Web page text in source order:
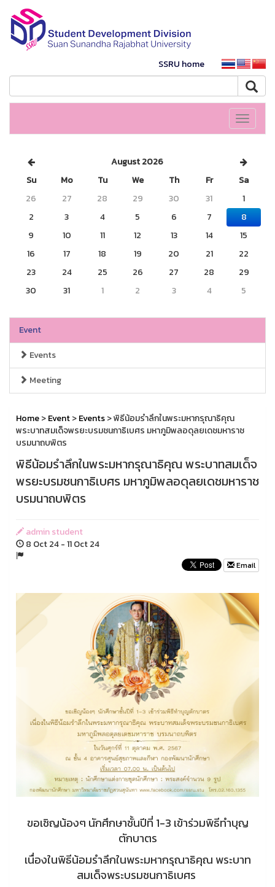
SSRU home
Toggle
August 2026
Su
Mo Tu We Th Fr
Sa
26
27 28 29 30 31
1
2
3 4 5 6 7
8
9
10 11 12 13 14
15
16
17 18 19 20 21
22
23
24 25 26 27 28
29
30
31 1 2 3 4 5
Event
Events
Meeting
Home>Event>Events> พิธีน้อมรำลึกในพระมหากรุณาธิคุณ
พระบาทสมเด็จพรยะบรมชนกาธิเบศร มหาภูมิพลอดุลยเดชมหาราช
บรมนาถบพิตร
พิธีน้อมรำลึกในพระมหากรุณาธิคุณ พระบาทสมเด็จ
พรยะบรมชนกาธิเบศร มหาภูมิพลอดุลยเดชมหาราช
บรมนาถบพิตร
admin student
8 Oct 24 - 11 Oct 24
Email
ขอเชิญน้องๆ นักศึกษาชั้นปีที่ 1-3 เข้าร่วมพิธีทำบุญ
ตักบาตร
เนื่องในพิธีน้อมรำลึกในพระมหากรุณาธิคุณ พระบาท
สมเด็จพระบรมชนกาธิเบศร